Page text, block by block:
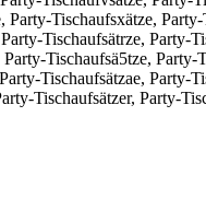
Tischaufsxätze,
Tischaufsätrze, Party-
Tischaufsä5tze,
Tischaufsätzae, Party-
Tischaufsätzer, Party-